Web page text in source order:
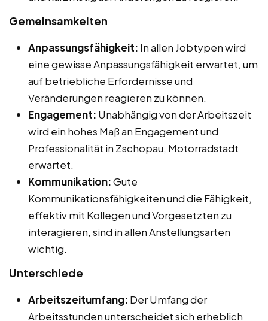
Gemeinsamkeiten
Anpassungsfähigkeit: In allen Jobtypen wird
eine gewisse Anpassungsfähigkeit erwartet, um
auf betriebliche Erfordernisse und
Veränderungen reagieren zu können.
Engagement: Unabhängig von der Arbeitszeit
wird ein hohes Maß an Engagement und
Professionalität in Zschopau, Motorradstadt
erwartet.
Kommunikation:Gute
Kommunikationsfähigkeiten und die Fähigkeit,
effektiv mit Kollegen und Vorgesetzten zu
interagieren, sind in allen Anstellungsarten
wichtig.
Unterschiede
Arbeitszeitumfang: Der Umfang der
Arbeitsstunden unterscheidet sich erheblich